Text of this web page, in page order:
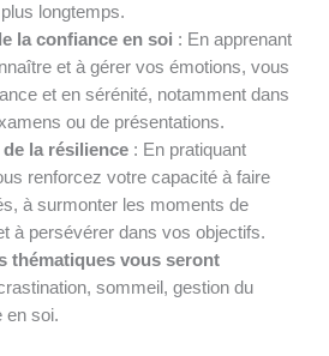
longtemps.
la confiance en soi : En apprenant
et à gérer vos émotions, vous
et en sérénité, notamment dans
ou de présentations.
la résilience: En pratiquant
renforcez votre capacité à faire
à surmonter les moments de
à persévérer dans vos objectifs.
thématiques vous seront
sommeil, gestion du
en soi.